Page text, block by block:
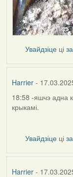
Увайдзіце ці
Harrier-
18:58 -яшчэ адна
крыкамі.
Увайдзіце ці
Harrier-